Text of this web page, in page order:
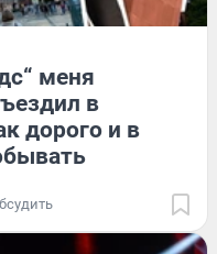
меня
в
дорого и в